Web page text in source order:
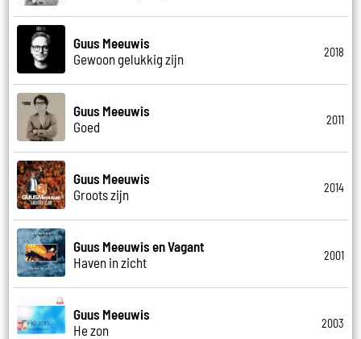
Guus Meeuwis
Gewoon gelukkig zijn
2018
Guus Meeuwis
Goed
2011
Guus Meeuwis
Groots zijn
2014
Guus Meeuwis en Vagant
Haven in zicht
2001
Guus Meeuwis
He zon
2003